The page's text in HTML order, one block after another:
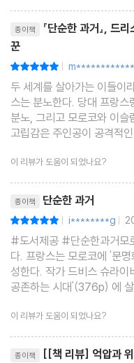
종이책
『단순한 과거』, 드
꾼
|
두 세계를 살아가는 이들이
스는 분노한다. 당대 프랑
분노, 그리고 모로코와 이
고립감은 주인공이 공격적
단순히 프랑스를 깊게 이해
과거』에서 나의 이야기를 발
이 리뷰가 도움이 되었나요?
종이책 단순한 과거
| i********g |
#도서제공 #단순한과거모
다. 프랑스는 모로코에 '문명화' 논리를 앞세워 유럽식 신도시를 조
성한다. 작가 드비스 슈라이비는 '아랍 전통문화와 서양 근대문화가
공존하는 시대'(376p) 에
쿠란 학교를 다니며 아랍
부터 프랑스 학교를 다니며
이 리뷰가 도움이 되었나요?
종이책
[[책 리뷰] 억압과